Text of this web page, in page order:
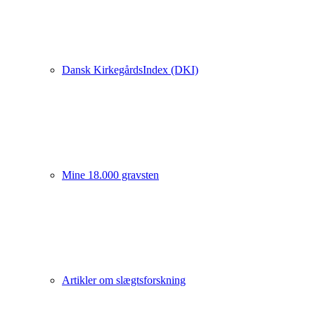
Dansk KirkegårdsIndex (DKI)
Mine 18.000 gravsten
Artikler om slægtsforskning